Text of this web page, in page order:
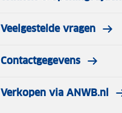
Veelgestelde vragen
Contactgegevens
Verkopen via ANWB.nl